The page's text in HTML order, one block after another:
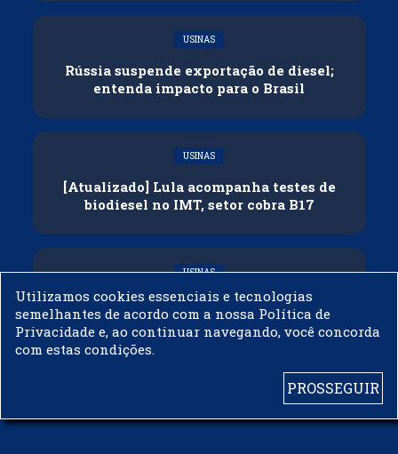
USINAS
Rússia suspende exportação de diesel;
entenda impacto para o Brasil
USINAS
[Atualizado] Lula acompanha testes de
biodiesel no IMT, setor cobra B17
USINAS
Governo adia reunião sobre mistura de
etanol na gasolina
Utilizamos cookies essenciais e tecnologias
semelhantes de acordo com a nossa Política de
Privacidade e, ao continuar navegando, você concorda
com estas condições.
PROSSEGUIR